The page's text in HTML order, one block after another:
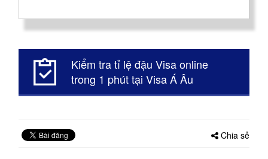
Kiểm tra tỉ lệ đậu Visa online
trong 1 phút tại Visa Á Âu
Chia sẻ